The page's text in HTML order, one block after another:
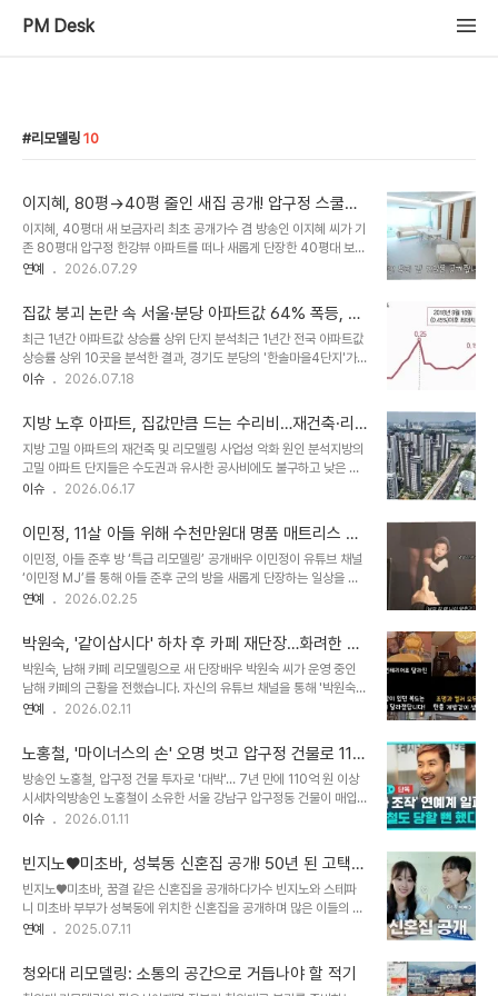
PM Desk
리모델링 10
이지혜, 80평→40평 줄인 새집 공개! 압구정 스쿨뷰
와 맞춤 리모델링으로 재탄생
이지혜, 40평대 새 보금자리 최초 공개가수 겸 방송인 이지혜 씨가 기
존 80평대 압구정 한강뷰 아파트를 떠나 새롭게 단장한 40평대 보금
자리를 처음으로 공개했습니다. 평수는 절반가량 줄었지만, 압구정 스
습니다. 이지혜 씨는 몇 달간의 이사 준비 끝에 드디어 새집을 공개하
게 되었다고 밝혔습니다. 교육 환경 고려한 입지와 실용적인 맞춤 설계
새집은 약 40년 된 구축 아파트로, 약 7주간의 대대적인 리모델링을
거쳐 새롭게 탄생했습니다. 평수는 줄었지만 알찬 인테리어로 만족감
을 드러냈습니다. 무엇보다 창밖으로 학교가 내려다보이는 압구정 스
맞춤형 설계로 실용성을 높였습니다. ..
연예 2026.07.29
집값 붕괴 논란 속 서울·분당 아파트값 64% 폭등, 원
인 분석 및 전망
최근 1년간 아파트값 상승률 상위 단지 분석최근 1년간 전국 아파트값
상승률 상위 10곳을 분석한 결과, 경기도 분당의 '한솔마을4단지'가
64% 상승하며 가장 높은 상승률을 기록했습니다. 서울에서는 강남
러한 상승세는 주로 정비사업 단지와 노후 신도시 재건축 및 리모델링
추진과 관련이 있는 것으로 분석됩니다. 지역별 아파트값 상승 현황 및
원인서울에서는 '수서' 아파트의 경우 개발 및 재건축 기대감이 시세에
반영되었으며, 서초구 '현대홈타운'은 주변 아파트와의 통합 재건축 추
진이 가격 상승 요인으로 작용했습니다. 경기도에서는 분당 신도시의
다. 지방 광역시에서도 부..
이슈 2026.07.18
지방 노후 아파트, 집값만큼 드는 수리비…재건축·리
모델링 난항 겪는 이유는?
지방 고밀 아파트의 재건축 및 리모델링 사업성 악화 원인 분석지방의
고밀 아파트 단지들은 수도권과 유사한 공사비에도 불구하고 낮은 집
값으로 인해 재건축 및 리모델링 사업 추진에 큰 어려움을 겪고 있습니
고령 소유주와 인구 감소 문제까지 겹쳐 사업 추진이 더욱 복잡해지고
있습니다. 배관 파손 및 노후화로 인한 생활 불편과 정비사업의 한계준
공 20년이 넘은 지방의 한 아파트 단지에서는 조경수 뿌리로 인한 배
관 파손 및 누수가 빈번하게 발생하고 있습니다. 이러한 기반 시설 교
체가 시급함에도 불구하고, 재건축은 용적률 한계로 사업성이 없고 리
가 저조한 실정입니다. 인구 감..
이슈 2026.06.17
이민정, 11살 아들 위해 수천만원대 명품 매트리스 선
물…‘럭셔리 리모델링’ 공개
이민정, 아들 준후 방 ‘특급 리모델링’ 공개배우 이민정이 유튜브 채널
‘이민정 MJ’를 통해 아들 준후 군의 방을 새롭게 단장하는 일상을 공
개하며 화제를 모으고 있습니다. 8년 동안 사용한 가구와 아이의 성장
위해 침대 교체를 결정했습니다. 특히, 성장기 아들에게 최적의 편안함
을 선사하고자 하는 엄마의 마음이 돋보였습니다. 프리미엄 매트리스
선택, ‘뷰티레스트 블랙’이민정은 아들과 함께 시몬스 매장을 방문하여
직접 매트리스를 체험했습니다. 최종적으로 선택한 제품은 시몬스의
최상위 라인인 ‘뷰티레스트 블랙’ 시리즈의 ‘루실’ 모델로, 사양에 따라
다. 140kg 하중..
연예 2026.02.25
박원숙, '같이삽시다' 하차 후 카페 재단장…화려한 변
신 공개!
박원숙, 남해 카페 리모델링으로 새 단장배우 박원숙 씨가 운영 중인
남해 카페의 근황을 전했습니다. 자신의 유튜브 채널을 통해 '박원숙의
커피앤스토리' 리모델링 과정을 공개하며, 인테리어 변화를 예고했습
들리에와 수국 장식, 작은 갤러리 공간 등이 마련되어 눈길을 끕니다.
넓은 공간은 조명과 컬러 변경으로 더욱 개방감을 갖추게 되었습니다.
과거 최고 매출 540만원 기록 화제박원숙 씨는 지난 2011년부터 남
해 별장을 개조해 카페를 운영해왔습니다. 과거 방송을 통해 카페 첫
매출이 18만원이었으나, 방송 출연 후 하루 최고 매출이 540만원에
의 카페 운영에 대한 ..
연예 2026.02.11
노홍철, '마이너스의 손' 오명 벗고 압구정 건물로 110
억 시세차익… 부동산 투자 비법은?
방송인 노홍철, 압구정 건물 투자로 '대박'… 7년 만에 110억 원 이상
시세차익방송인 노홍철이 소유한 서울 강남구 압구정동 건물이 매입
7년 만에 시세차익 110억원 이상을 기록한 것으로 분석됐다. 노홍철
에 매입했다. 취득세와 중개수수료 등을 포함한 총투자금은 약 129억
원으로 추산된다. 노홍철의 압구정 건물 투자는 '마이너스의 손'이라는
그간의 이미지를 벗고 성공적인 부동산 투자 사례로 평가받고 있다. 노
홍철, 건물 매입 후 리모델링으로 가치 상승… 현재 추정 가치 236억
원해당 건물은 1988년에 준공된 5층 규모(지하 1층~지상 5층) 건물
인을..
이슈 2026.01.11
빈지노♥미초바, 성북동 신혼집 공개! 50년 된 고택,
감각적인 리모델링 비하인드 스토리
빈지노♥미초바, 꿈결 같은 신혼집을 공개하다가수 빈지노와 스테파
니 미초바 부부가 성북동에 위치한 신혼집을 공개하며 많은 이들의 부
러움을 샀습니다. 유튜브 채널 '스테파니 미초바'를 통해 공개된 이들
부부의 개성과 따뜻한 감성이 묻어나는 곳입니다. 특히, 낡은 집을 새
롭게 탈바꿈하는 과정에서 겪었던 다양한 에피소드와 인테리어 팁들
연예 2025.07.11
청와대 리모델링: 소통의 공간으로 거듭나야 할 적기